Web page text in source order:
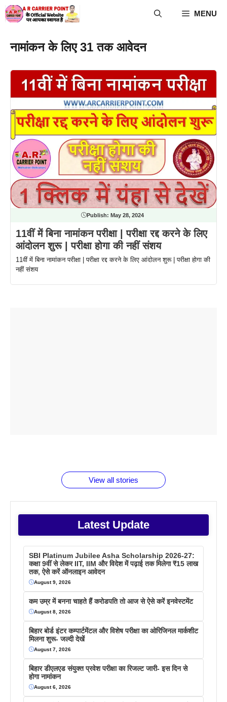
Skip
to
MENU
नामांकन के लिए 31 तक आवेदन
Publish: May 28, 2024
11वीं में बिना नामांकन परीक्षा | परीक्षा रद्द करने के लिए
आंदोलन शुरू | परीक्षा होगा की नहीं संशय
11वीं में बिना नामांकन परीक्षा | परीक्षा रद्द करने के लिए आंदोलन शुरू | परीक्षा होगा की
नहीं संशय
View all stories
Latest Update
SBI Platinum Jubilee Asha Scholarship 2026-27:
कक्षा 9वीं से लेकर IIT, IIM और विदेश में पढ़ाई तक मिलेगा ₹15 लाख
तक, ऐसे करें ऑनलाइन आवेदन
August 9, 2026
कम उम्र में बनना चाहते हैं करोडपति तो आज से ऐसे करें इनवेस्टमेंट
August 8, 2026
बिहार बोर्ड इंटर कम्पार्टमेंटल और विशेष परीक्षा का ओरिजिनल मार्कशीट
मिलना शुरू- जल्दी देखें
August 7, 2026
बिहार डीएलएड संयुक्त प्रवेश परीक्षा का रिजल्ट जारी- इस दिन से
होगा नामांकन
August 6, 2026